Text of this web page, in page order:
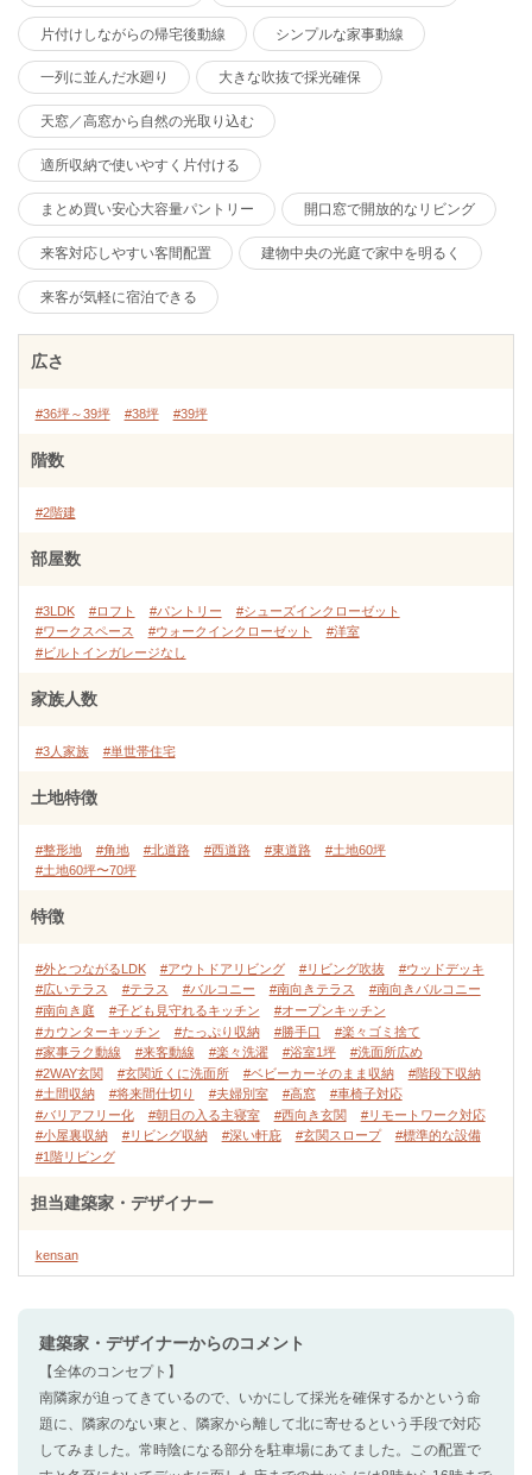
片付けしながらの帰宅後動線 シンプルな家事動線
一列に並んだ水廻り 大きな吹抜で採光確保
天窓／高窓から自然の光取り込む
適所収納で使いやすく片付ける
まとめ買い安心大容量パントリー 開口窓で開放的なリビング
来客対応しやすい客間配置 建物中央の光庭で家中を明るく
来客が気軽に宿泊できる
広さ
#36坪～39坪 #38坪 #39坪
階数
#2階建
部屋数
#3LDK #ロフト #パントリー
#シューズインクローゼット
#ワークスペース
#ウォークインクローゼット
#洋室
#ビルトインガレージなし
家族人数
#3人家族 #単世帯住宅
土地特徴
#整形地 #角地 #北道路 #西道路 #東道路
#土地60坪
#土地60坪〜70坪
特徴
#外とつながるLDK #アウトドアリビング #リビング吹抜
#ウッドデッキ
#広いテラス
#テラス #バルコニー #南向きテラス
#南向きバルコニー
#南向き庭
#子ども見守れるキッチン
#オープンキッチン
#カウンターキッチン
#たっぷり収納 #勝手口
#楽々ゴミ捨て
#家事ラク動線
#来客動線 #楽々洗濯 #浴室1坪
#洗面所広め
#2WAY玄関
#玄関近くに洗面所 #ベビーカーそのまま収納
#階段下収納
#土間収納
#将来間仕切り #夫婦別室 #高窓
#車椅子対応
#バリアフリー化
#朝日の入る主寝室 #西向き玄関
#リモートワーク対応
#小屋裏収納
#リビング収納 #深い軒庇 #玄関スロープ
#標準的な設備
#1階リビング
担当建築家・デザイナー
kensan
建築家・デザイナーからのコメント
【全体のコンセプト】
南隣家が迫ってきているので、いかにして採光を確保するかという命
題に、隣家のない東と、隣家から離して北に寄せるという手段で対応
してみました。常時陰になる部分を駐車場にあてました。この配置で